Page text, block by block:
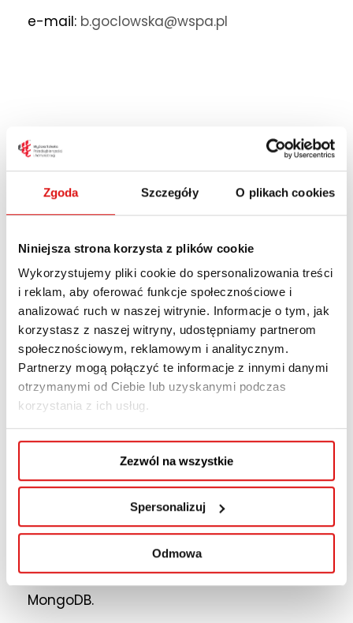
Zgoda Szczegóły O plikach cookies
Niniejsza strona korzysta z plików cookie
Wykorzystujemy pliki cookie do spersonalizowania treści
i reklam, aby oferować funkcje społecznościowe i
analizować ruch w naszej witrynie. Informacje o tym, jak
korzystasz z naszej witryny, udostępniamy partnerom
społecznościowym, reklamowym i analitycznym.
Partnerzy mogą połączyć te informacje z innymi danymi
otrzymanymi od Ciebie lub uzyskanymi podczas
korzystania z ich usług.
Zezwól na wszystkie
Spersonalizuj
Odmowa
e-mail: b.goclowska@wspa.pl
dr Barbara
Gocłowska, prof.
WSPA
Informatyka
Studiowała na Uniwersytecie Marii Curie-
Skłodowskiej, tam ukończyła studia, podjęła
pracę i obroniła pracę doktorską z fizyki. W
roku 2005 przeniosła się z Instytutu Fizyki do
Zakładu Informatyki Stosowanej,
Informatyki. Jej zainteresowania zawodowe
to aplikacje internetowe: Java, JEE, Spring a
ostatnio również Python + Django. Ulubione
serwery to GlassFish, WildFly, a bazy
danych z których chętnie korzysta to
relacyjne (MySql, PostgreSql, Apache Derby,
Hibernate) oraz baza dokumentowa
MongoDB.